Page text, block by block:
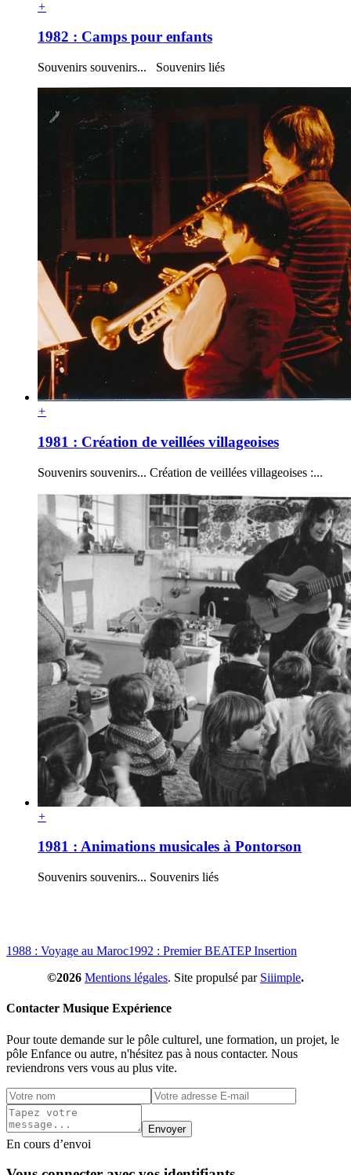
+
1982 : Camps pour enfants
Souvenirs souvenirs... Souvenirs liés
+
1981 : Création de veillées villageoises
Souvenirs souvenirs... Création de veillées villageoises :...
+
1981 : Animations musicales à Pontorson
Souvenirs souvenirs... Souvenirs liés
1988 : Voyage au Maroc1992 : Premier BEATEP Insertion
©2026 Mentions légales. Site propulsé par Siiimple.
Contacter Musique Expérience
Pour toute demande sur le pôle culturel, une formation, un projet, le
pôle Enfance ou autre, n'hésitez pas à nous contacter. Nous
reviendrons vers vous au plus vite.
Envoyer
En cours d’envoi